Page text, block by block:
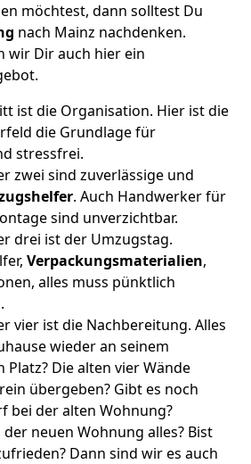
möchtest, dann solltest Du
nach Mainz nachdenken.
wir Dir auch hier ein
ist die Organisation. Hier ist die
die Grundlage für
stressfrei.
zwei sind zuverlässige und
. Auch Handwerker für
sind unverzichtbar.
drei ist der Umzugstag.
Verpackungsmaterialien,
alles muss pünktlich
vier ist die Nachbereitung. Alles
wieder an seinem
Die alten vier Wände
übergeben? Gibt es noch
bei der alten Wohnung?
neuen Wohnung alles? Bist
Dann sind wir es auch